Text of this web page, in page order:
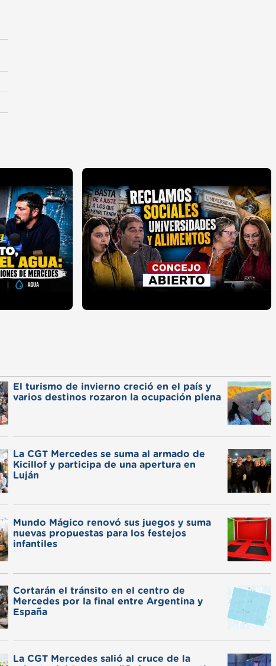
El turismo de invierno creció en el país y
varios destinos rozaron la ocupación plena
La CGT Mercedes se suma al armado de
Kicillof y participa de una apertura en
Luján
Mundo Mágico renovó sus juegos y suma
nuevas propuestas para los festejos
infantiles
Cortarán el tránsito en el centro de
Mercedes por la final entre Argentina y
España
La CGT Mercedes salió al cruce de la